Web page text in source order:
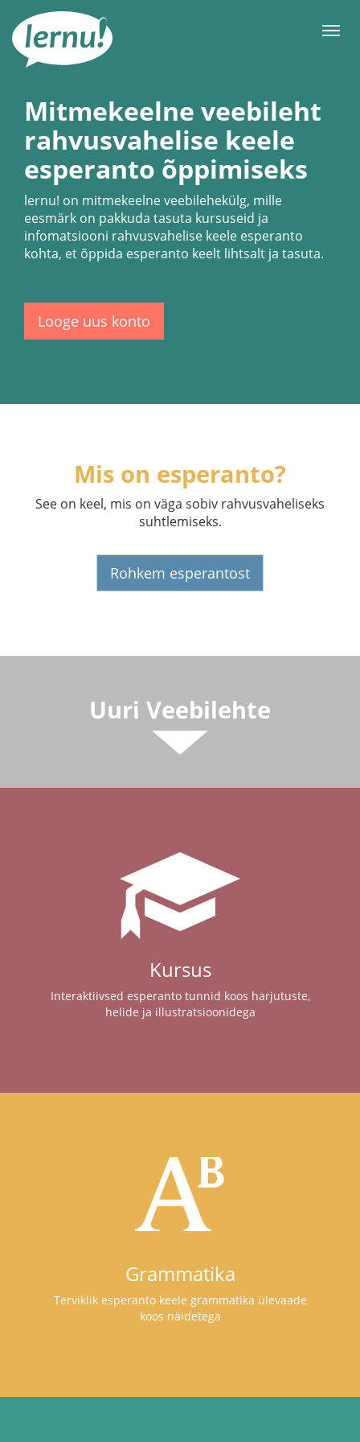
juurde
Mitmekeelne veebileht
rahvusvahelise keele
esperanto õppimiseks
lernu! on mitmekeelne veebilehekülg, mille
eesmärk on pakkuda tasuta kursuseid ja
infomatsiooni rahvusvahelise keele esperanto
kohta, et õppida esperanto keelt lihtsalt ja tasuta.
Looge uus konto
Mis on esperanto?
See on keel, mis on väga sobiv rahvusvaheliseks
suhtlemiseks.
Rohkem esperantost
Uuri Veebilehte
Kursus
Interaktiivsed esperanto tunnid koos harjutuste,
helide ja illustratsioonidega
Grammatika
Terviklik esperanto keele grammatika ülevaade
koos näidetega